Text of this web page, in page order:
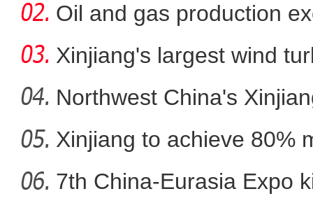
新疆：社会面疫情传播
Oil and gas production
metr
Xinjiang's largest wind
Northwest China's
Xinjiang to achieve 80%
in
7th China-Eurasia Expo